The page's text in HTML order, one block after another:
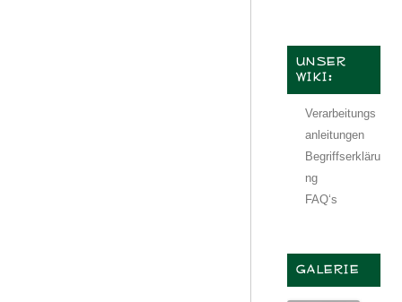
UNSER
WIKI:
Verarbeitungs
anleitungen
Begriffserkläru
ng
FAQ‘s
GALERIE